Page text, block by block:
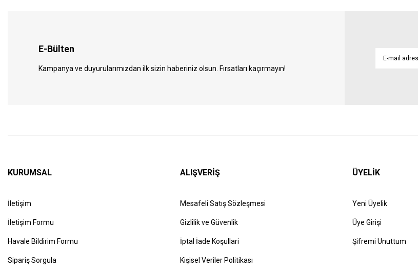
E-Bülten
Kampanya ve duyurularımızdan ilk sizin haberiniz olsun. Fırsatları kaçırmayın!
KURUMSAL
İletişim
İletişim Formu
Havale Bildirim Formu
Sipariş Sorgula
ALIŞVERİŞ
Mesafeli Satış Sözleşmesi
Gizlilik ve Güvenlik
İptal İade Koşullari
Kişisel Veriler Politikası
ÜYELİK
Yeni Üyelik
Üye Girişi
Şifremi Unuttum